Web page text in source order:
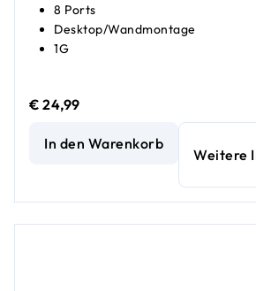
8 Ports
Desktop/Wandmontage
1G
€ 24,99
Unmanaged Gigabit-Ethernet-
In den Warenkorb
Weitere